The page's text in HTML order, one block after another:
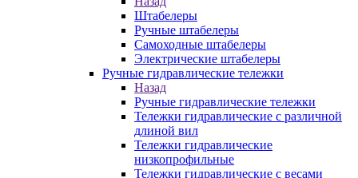
Штабелеры
Ручные штабелеры
Самоходные штабелеры
Электрические штабелеры
Ручные гидравлические тележки
Назад
Ручные гидравлические тележки
Тележки гидравлические с различной
длиной вил
Тележки гидравлические
низкопрофильные
Тележки гидравлические с весами